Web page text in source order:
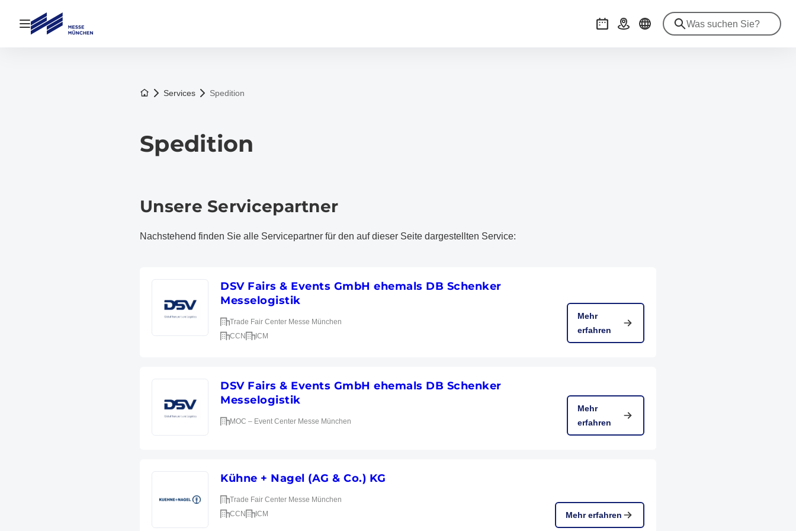
Navigation öffnen Veranstaltungen
Anreise
Zur Startseite
Services Spedition
Spedition
Unsere Servicepartner
Nachstehend finden Sie alle Servicepartner für den auf dieser Seite dargestellten Service:
DSV Fairs & Events GmbH ehemals DB Schenker
Messelogistik
Trade Fair Center Messe München
CCN
ICM
Mehr
erfahren
DSV Fairs & Events GmbH ehemals DB Schenker
Messelogistik
MOC – Event Center Messe München
Mehr
erfahren
Kühne + Nagel (AG & Co.) KG
Trade Fair Center Messe München
CCN
ICM Mehr erfahren